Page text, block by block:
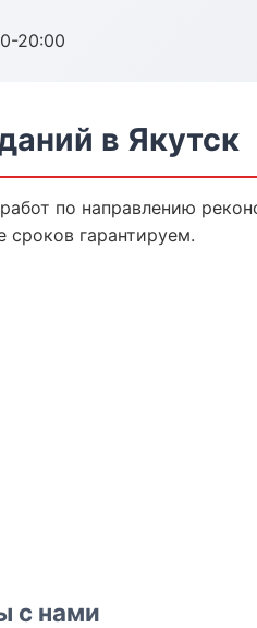
20:00
в Якутск
по направлению
сроков гарантируем.
с нами